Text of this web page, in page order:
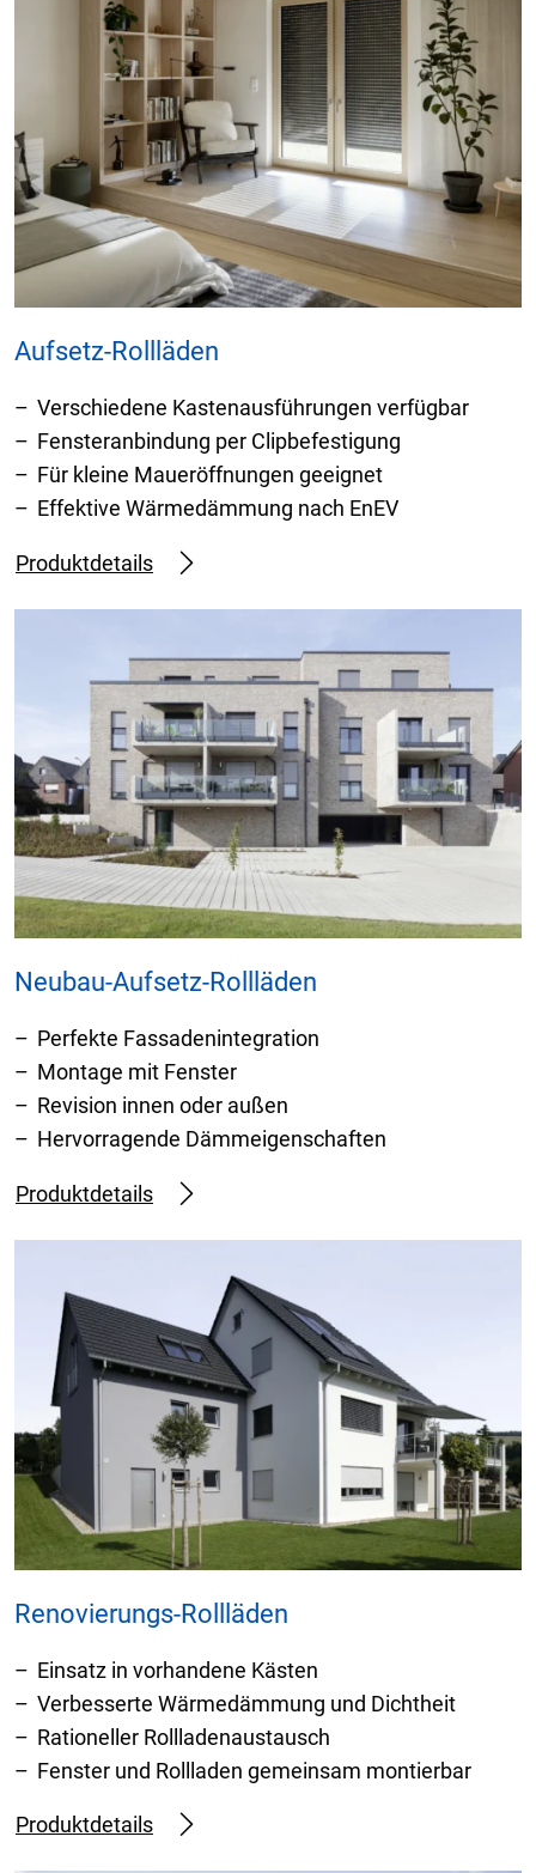
Aufsetz-Rollläden
Verschiedene Kastenausführungen verfügbar
Fensteranbindung per Clipbefestigung
Für kleine Maueröffnungen geeignet
Effektive Wärmedämmung nach EnEV
Produktdetails
Neubau-Aufsetz-Rollläden
Perfekte Fassadenintegration
Montage mit Fenster
Revision innen oder außen
Hervorragende Dämmeigenschaften
Produktdetails
Renovierungs-Rollläden
Einsatz in vorhandene Kästen
Verbesserte Wärmedämmung und Dichtheit
Rationeller Rollladenaustausch
Fenster und Rollladen gemeinsam montierbar
Produktdetails